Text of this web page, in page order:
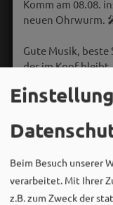
Komm am 08.08.
neuen Ohrwurm.
Gute Musik, beste
der im Kopf bleibt.
Wir sehen uns…
Beim Besuch unserer
verarbeitet. Mit Ihrer
z.B. zum Zweck der